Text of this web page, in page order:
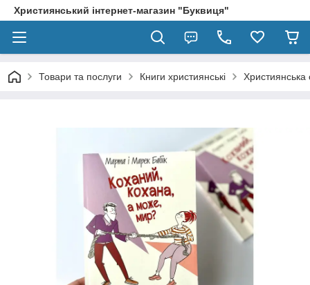
Християнський інтернет-магазин "Буквиця"
Товари та послуги Книги християнські Християнська